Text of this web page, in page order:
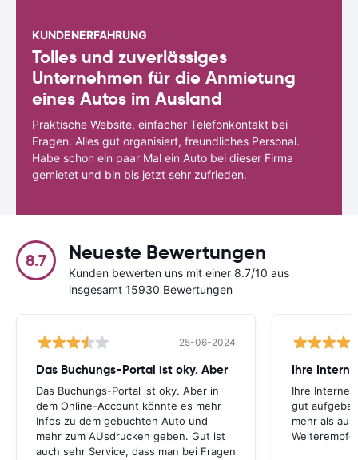
KUNDENERFAHRUNG
Tolles und zuverlässiges
Unternehmen für die Anmietung
eines Autos im Ausland
Praktische Website, einfacher Telefonkontakt bei
Fragen. Alles gut organisiert, freundliches Personal.
Habe schon ein paar Mal ein Auto bei dieser Firma
gemietet und bin bis jetzt sehr zufrieden.
8.7 Neueste Bewertungen
Kunden bewerten uns mit einer 8.7/10 aus
insgesamt 15930 Bewertungen
25-06-2024
Das Buchungs-Portal ist oky. Aber
Das Buchungs-Portal ist oky. Aber in
dem Online-Account könnte es mehr
Infos zu dem gebuchten Auto und
mehr zum AUsdrucken geben. Gut ist
auch sehr Service, dass man bei Fragen
Ihre
gut
mehr als